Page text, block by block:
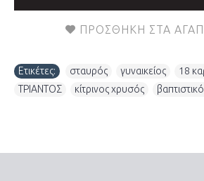
ΠΡΟΣΘΉΚΗ ΣΤΑ
Ετικέτες: σταυρός γυναικείος 18
ΤΡΙΑΝΤΟΣ
κίτρινος χρυσός